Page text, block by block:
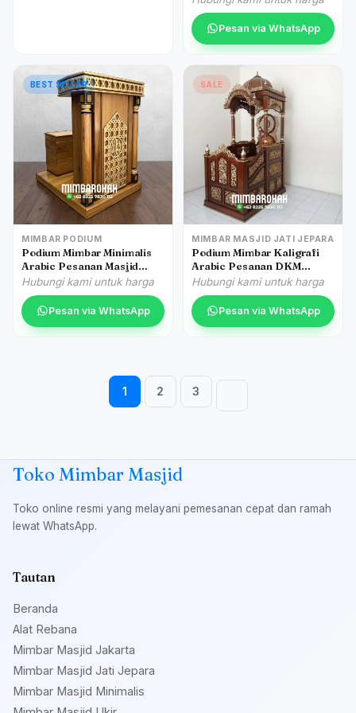
Pesan via WhatsApp
BEST SELLER
MIMBAR PODIUM
Podium Mimbar Minimalis
Arabic Pesanan Masjid
Agung Depok
Hubungi kami untuk harga
Pesan via WhatsApp
SALE
MIMBAR MASJID JATI JEPARA
Podium Mimbar Kaligrafi
Arabic Pesanan DKM
Masjid Agung Sumedang
Hubungi kami untuk harga
Pesan via WhatsApp
Navigasi halaman
1 2 3
Toko Mimbar Masjid
Toko online resmi yang melayani pemesanan cepat dan ramah
lewat WhatsApp.
Tautan
Beranda
Alat Rebana
Mimbar Masjid Jakarta
Mimbar Masjid Jati Jepara
Mimbar Masjid Minimalis